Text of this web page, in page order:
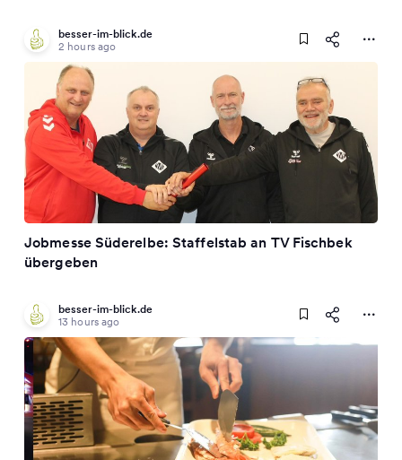
besser-im-blick.de
2 hours ago
Jobmesse Süderelbe: Staffelstab an TV Fischbek
übergeben
besser-im-blick.de
13 hours ago